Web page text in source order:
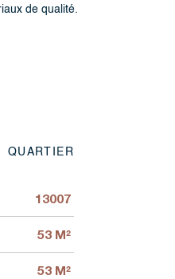
de qualité.
QUARTIER
13007
53 M²
53 M²